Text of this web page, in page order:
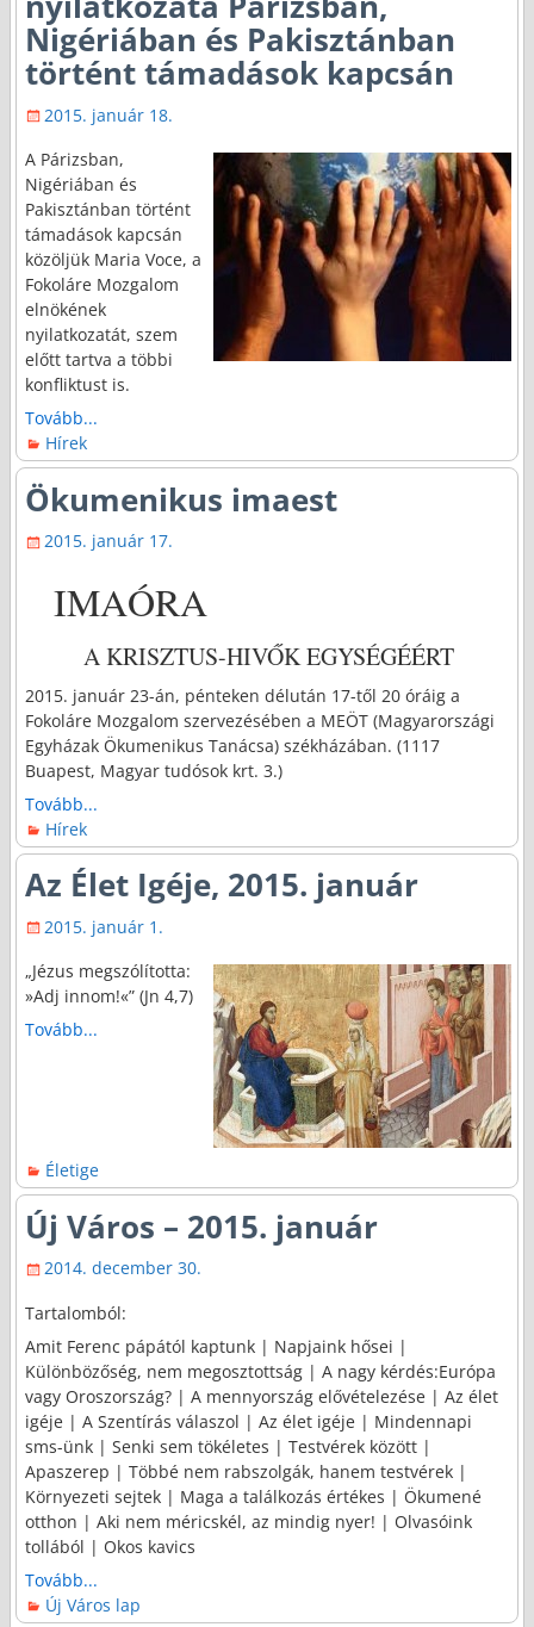
Nigériában és Pakisztánban
történt támadások kapcsán
2015. január 18.
A Párizsban,
Nigériában és
Pakisztánban történt
támadások kapcsán
közöljük Maria Voce, a
Fokoláre Mozgalom
elnökének
nyilatkozatát, szem
előtt tartva a többi
konfliktust is.
Tovább...
Hírek
Ökumenikus imaest
2015. január 17.
IMAÓRA
A KRISZTUS-HIVŐK EGYSÉGÉÉRT
2015. január 23-án, pénteken délután 17-től 20 óráig a
Fokoláre Mozgalom szervezésében a MEÖT (Magyarországi
Egyházak Ökumenikus Tanácsa) székházában. (1117
Buapest, Magyar tudósok krt. 3.)
Tovább...
Hírek
Az Élet Igéje, 2015. január
2015. január 1.
„Jézus megszólította:
»Adj innom!«” (Jn 4,7)
Tovább...
Életige
Új Város – 2015. január
2014. december 30.
Tartalomból:
Amit Ferenc pápától kaptunk | Napjaink hősei |
Különbözőség, nem megosztottság | A nagy kérdés:Európa
vagy Oroszország? | A mennyország elővételezése | Az élet
igéje | A Szentírás válaszol | Az élet igéje | Mindennapi
sms-ünk | Senki sem tökéletes | Testvérek között |
Apaszerep | Többé nem rabszolgák, hanem testvérek |
Környezeti sejtek | Maga a találkozás értékes | Ökumené
otthon | Aki nem méricskél, az mindig nyer! | Olvasóink
tollából | Okos kavics
Tovább...
Új Város lap